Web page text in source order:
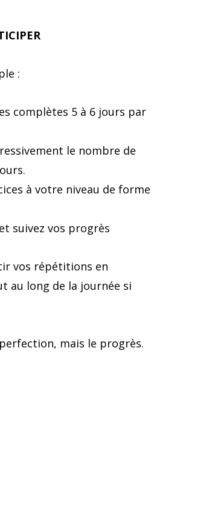
:
complètes 5 à 6 jours par
le nombre de
à votre niveau de forme
suivez vos progrès
vos répétitions en
au long de la journée si
mais le progrès.